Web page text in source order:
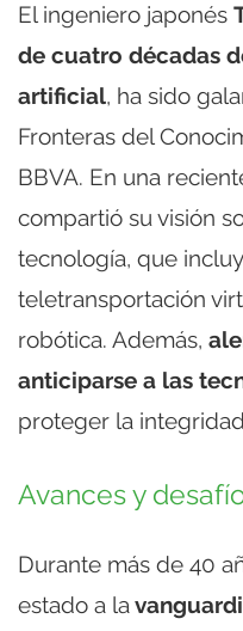
El ingeniero japonés
de cuatro décadas
artificial, ha sido
Fronteras del
BBVA. En una
compartió su visión
tecnología, que
teletransportación
robótica. Además,
anticiparse a las
proteger la
Avances y
Durante más de 40
estado a la